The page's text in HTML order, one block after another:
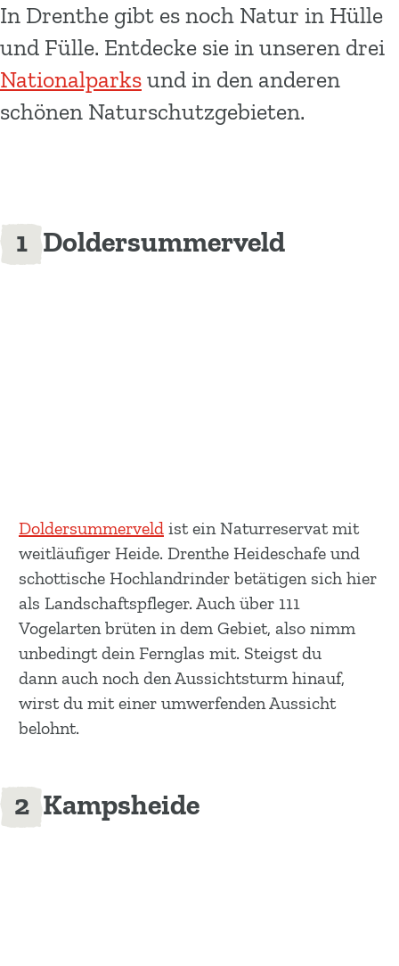
In Drenthe gibt es noch Natur in Hülle
und Fülle. Entdecke sie in unseren drei
Nationalparksund in den anderen
schönen Naturschutzgebieten.
Doldersummerveld
Doldersummerveld ist ein Naturreservat mit
weitläufiger Heide. Drenthe Heideschafe und
schottische Hochlandrinder betätigen sich hier
als Landschaftspfleger. Auch über 111
Vogelarten brüten in dem Gebiet, also nimm
unbedingt dein Fernglas mit. Steigst du
dann auch noch den Aussichtsturm hinauf,
wirst du mit einer umwerfenden Aussicht
belohnt.
Kampsheide